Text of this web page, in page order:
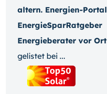
altern. Energien-Portal
EnergieSparRatgeber
Energieberater vor Ort
gelistet bei ...